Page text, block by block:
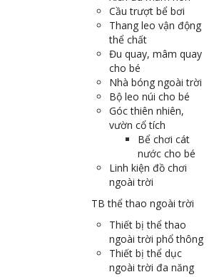
Cầu trượt bể bơi
Thang leo vận động
thể chất
Đu quay, mâm quay
cho bé
Nhà bóng ngoài trời
Bộ leo núi cho bé
Góc thiên nhiên,
vườn cổ tích
Bể chơi cát
nước cho bé
Linh kiện đồ chơi
ngoài trời
TB thể thao ngoài trời
Thiết bị thể thao
ngoài trời phổ thông
Thiết bị thể dục
ngoài trời đa năng